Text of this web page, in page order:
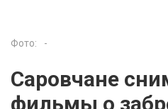
Фото: -
Саровчане
фильмы о